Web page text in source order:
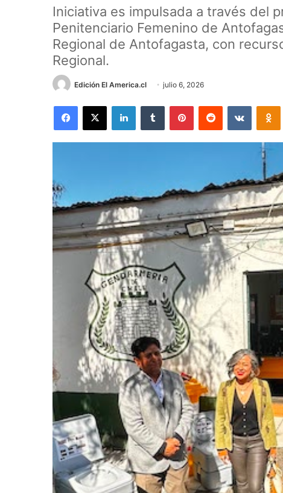
Iniciativa es impulsada a través del
Penitenciario Femenino de
Regional de Antofagasta, con
Regional.
Edición El America.cl julio 6, 2026
Facebook
X LinkedInTumblr PinterestReddit